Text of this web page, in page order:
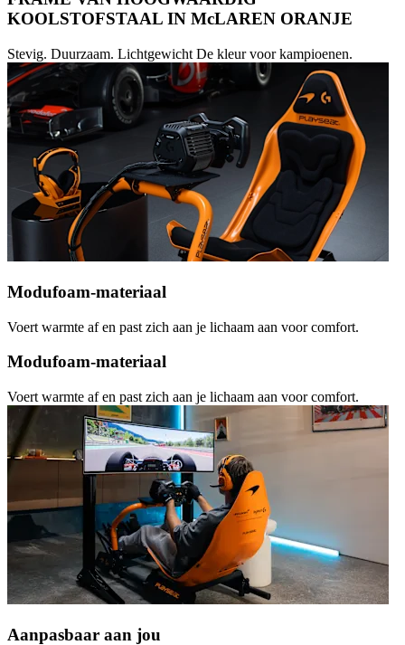
KOOLSTOFSTAAL IN McLAREN ORANJE
Stevig. Duurzaam. Lichtgewicht De kleur voor kampioenen.
Modufoam-materiaal
Voert warmte af en past zich aan je lichaam aan voor comfort.
Modufoam-materiaal
Voert warmte af en past zich aan je lichaam aan voor comfort.
Aanpasbaar aan jou